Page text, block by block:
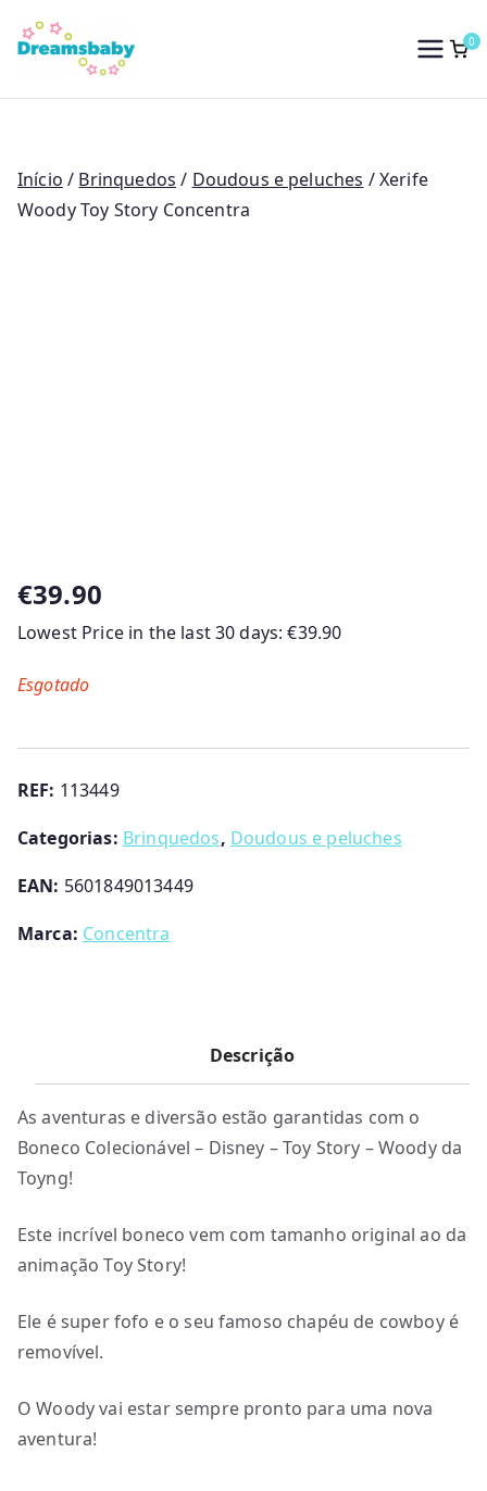
para
conteúdo
Dreams Baby
0
Início / Brinquedos / Doudous e peluches / Xerife
Woody Toy Story Concentra
€39.90
Lowest Price in the last 30 days:€39.90
Esgotado
REF: 113449
Categorias: Brinquedos, Doudous e peluches
EAN: 5601849013449
Marca: Concentra
Descrição
As aventuras e diversão estão garantidas com o
Boneco Colecionável – Disney – Toy Story – Woody da
Toyng!
Este incrível boneco vem com tamanho original ao da
animação Toy Story!
Ele é super fofo e o seu famoso chapéu de cowboy é
removível.
O Woody vai estar sempre pronto para uma nova
aventura!